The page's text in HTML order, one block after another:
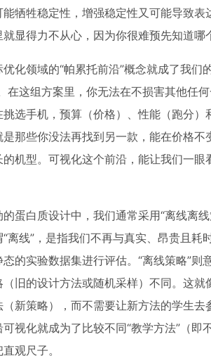
牺牲稳定性，增强稳定性又可能导致
显得力不从心，因为你很难预先知道哪
化领域的“帕累托前沿”概念就成了我们
在这组方案里，你无法在不损害其他任
选手机，预算（价格）、性能（跑分
那些你没法再找到另一款，能在价格
机型。可视化这个前沿，能让我们一眼
蛋白质设计中，我们通常采用“离线离
离线”，是指我们不再与真实、昂贵且
的实验数据集进行评估。“离线策略”
旧的设计方法或随机采样）不同。这
新策略），而不需要让新方法的学生
视化就成为了比较不同“教学方法”（
观尺子。